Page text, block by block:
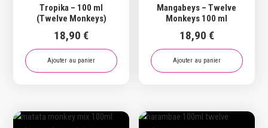
Tropika – 100 ml
(Twelve Monkeys)
18,90€
Ajouter au panier
Mangabeys – Twelve
Monkeys 100 ml
18,90 €
Ajouter au panier